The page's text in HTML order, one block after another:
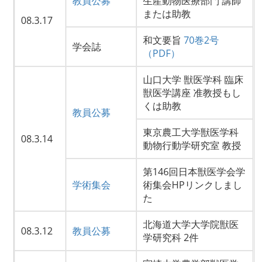
08.3.17
または助教
学会誌 和文要旨70巻2号
（PDF）
08.3.14
教員公募
山口大学 獣医学科 臨床
獣医学講座 准教授もし
くは助教
東京農工大学獣医学科
動物行動学研究室 教授
学術集会
第146回日本獣医学会学
術集会HPリンクしまし
た
08.3.12 教員公募
北海道大学大学院獣医
学研究科 2件